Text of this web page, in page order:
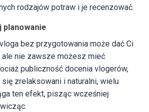
rodzajów potraw i je recenzować.
planowanie
bez przygotowania może dać Ci
nie zawsze możesz mieć
publiczność docenia vlogerów,
zrelaksowani i naturalni, wielu
ten efekt, pisząc wcześniej